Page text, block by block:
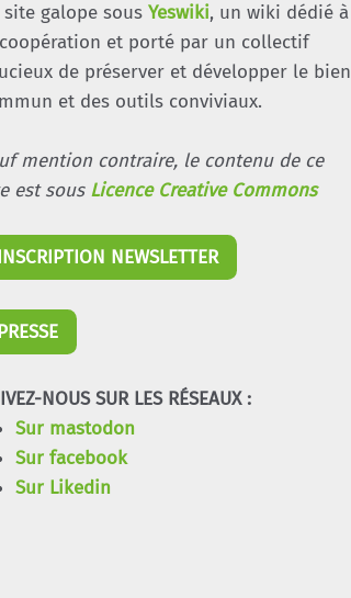
site galope sous Yeswiki, un wiki dédié à
et porté par un collectif
de préserver et développer le bien
et des outils conviviaux.
mention contraire, le contenu de ce
est sous Licence Creative Commons
NEWSLETTER
NOUS SUR LES RÉSEAUX :
Sur mastodon
Sur facebook
Sur Likedin